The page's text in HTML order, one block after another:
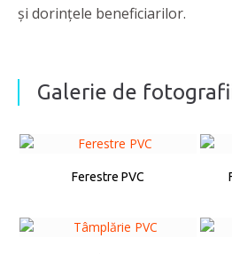
şi dorinţele beneficiarilor.
Galerie de
Ferestre PVC